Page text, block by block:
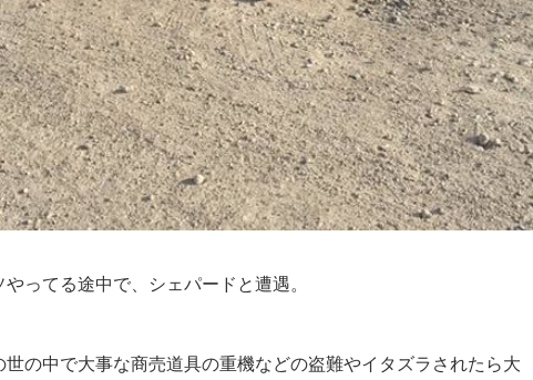
ってる途中で、シェパードと遭遇。
の中で大事な商売道具の重機などの盗難やイタズラされたら大